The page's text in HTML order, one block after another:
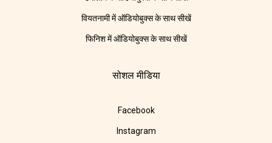
वियतनामी में ऑडियोबुक्स के साथ सीखें
फिनिश में ऑडियोबुक्स के साथ सीखें
सोशल मीडिया
Facebook
Instagram